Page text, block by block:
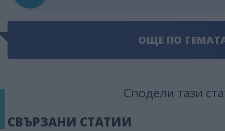
ОЩЕ ПО
Сподели тази
СВЪРЗАНИ СТАТИИ